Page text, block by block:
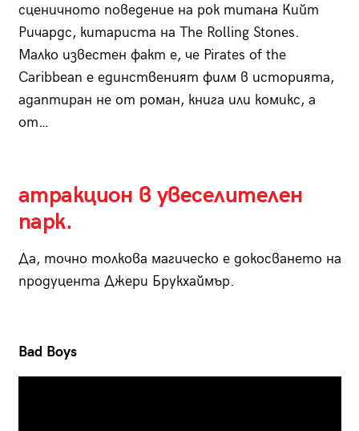
сценичното поведение на рок титана Кийт
Ричардс, китариста на The Rolling Stones.
Малко известен факт е, че Pirates of the
Caribbean е единственият филм в историята,
адаптиран не от роман, книга или комикс, а
от…
атракцион в увеселителен
парк.
Да, точно толкова магическо е докосването на
продуцента Джери Брукхаймър.
Bad Boys